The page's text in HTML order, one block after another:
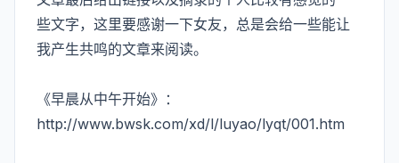
些文字，这里要感谢一下女友，总是会给一些能让
我产生共鸣的文章来阅读。
《早晨从中午开始》：
http://www.bwsk.com/xd/l/luyao/lyqt/001.htm